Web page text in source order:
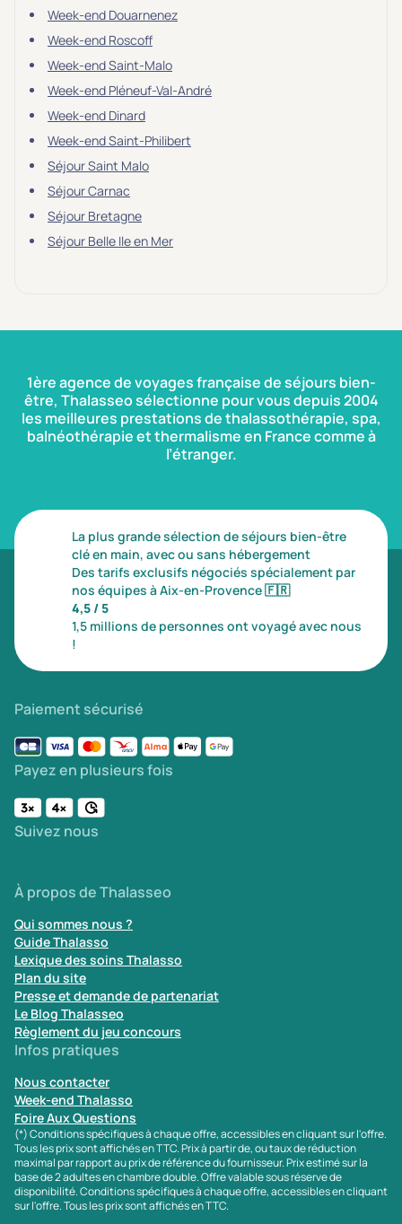
Week-end Douarnenez
Week-end Roscoff
Week-end Saint-Malo
Week-end Pléneuf-Val-André
Week-end Dinard
Week-end Saint-Philibert
Séjour Saint Malo
Séjour Carnac
Séjour Bretagne
Séjour Belle Ile en Mer
1ère agence de voyages française de séjours bien-
être, Thalasseo sélectionne pour vous depuis 2004
les meilleures prestations de thalassothérapie, spa,
balnéothérapie et thermalisme en France comme à
l’étranger.
La plus grande sélection de séjours bien-être
clé en main, avec ou sans hébergement
Des tarifs exclusifs négociés spécialement par
nos équipes à Aix-en-Provence🇫🇷
4,5 / 5
1,5 millions de personnes ont voyagé avec nous
!
Paiement sécurisé
Payez en plusieurs fois
Suivez nous
À propos de Thalasseo
Qui sommes nous ?
Guide Thalasso
Lexique des soins Thalasso
Plan du site
Presse et demande de partenariat
Le Blog Thalasseo
Règlement du jeu concours
Infos pratiques
Nous contacter
Week-end Thalasso
Foire Aux Questions
(*) Conditions spécifiques à chaque offre, accessibles en cliquant sur l'offre.
Tous les prix sont affichés en TTC. Prix à partir de, ou taux de réduction
maximal par rapport au prix de référence du fournisseur. Prix estimé sur la
base de 2 adultes en chambre double. Offre valable sous réserve de
disponibilité. Conditions spécifiques à chaque offre, accessibles en cliquant
sur l'offre. Tous les prix sont affichés en TTC.